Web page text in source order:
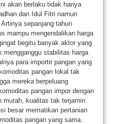
akan berlaku tidak hanya
dan Idul Fitri namun
sepanjang tahun
mampu mengendalikan harga
begitu banyak aktor yang
mengganggu stabilitas harga
para importir pangan yang
pangan lokal tak
mereka berpeluang
pangan impor dengan
murah, kualitas tak terjamin
besar mematikan pertanian
pangan yang sama.